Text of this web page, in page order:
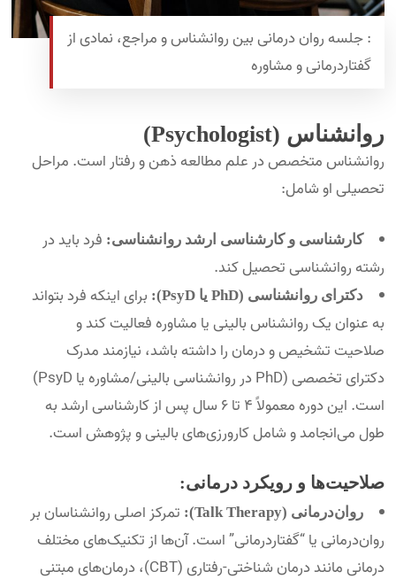
: جلسه روان درمانی بین روانشناس و مراجع، نمادی از
گفتاردرمانی و مشاوره
روانشناس (Psychologist)
روانشناس متخصص در علم مطالعه ذهن و رفتار است. مراحل
تحصیلی او شامل:
کارشناسی و کارشناسی ارشد روانشناسی: فرد باید در
رشته روانشناسی تحصیل کند.
دکترای روانشناسی (PhD یا PsyD):
برای اینکه فرد بتواند
به عنوان یک روانشناس بالینی یا مشاوره فعالیت کند و
صلاحیت تشخیص و درمان را داشته باشد، نیازمند مدرک
دکترای تخصصی (PhD در روانشناسی بالینی/مشاوره یا PsyD)
است. این دوره معمولاً 4 تا 6 سال پس از کارشناسی ارشد به
طول می‌انجامد و شامل کارورزی‌های بالینی و پژوهش است.
صلاحیت‌ها و رویکرد درمانی:
روان‌درمانی (Talk Therapy):
تمرکز اصلی روانشناسان بر
روان‌درمانی یا “گفتاردرمانی” است. آن‌ها از تکنیک‌های مختلف
درمانی مانند درمان شناختی-رفتاری (CBT)، درمان‌های مبتنی